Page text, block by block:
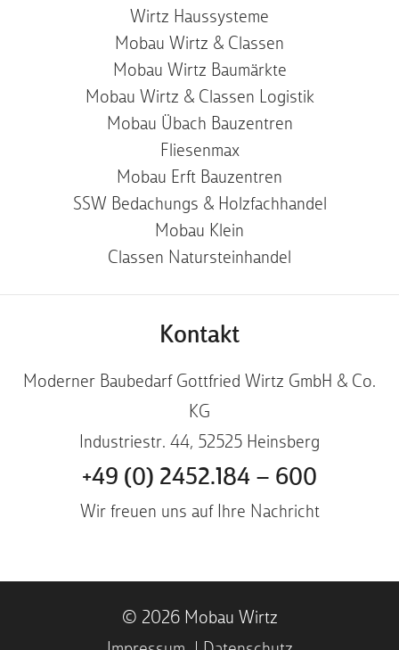
Wirtz Haussysteme
Mobau Wirtz & Classen
Mobau Wirtz Baumärkte
Mobau Wirtz & Classen Logistik
Mobau Übach Bauzentren
Fliesenmax
Mobau Erft Bauzentren
SSW Bedachungs & Holzfachhandel
Mobau Klein
Classen Natursteinhandel
Kontakt
Moderner Baubedarf Gottfried Wirtz GmbH & Co.
KG
Industriestr. 44, 52525 Heinsberg
+49 (0) 2452.184 – 600
Wir freuen uns auf Ihre Nachricht
© 2026 Mobau Wirtz